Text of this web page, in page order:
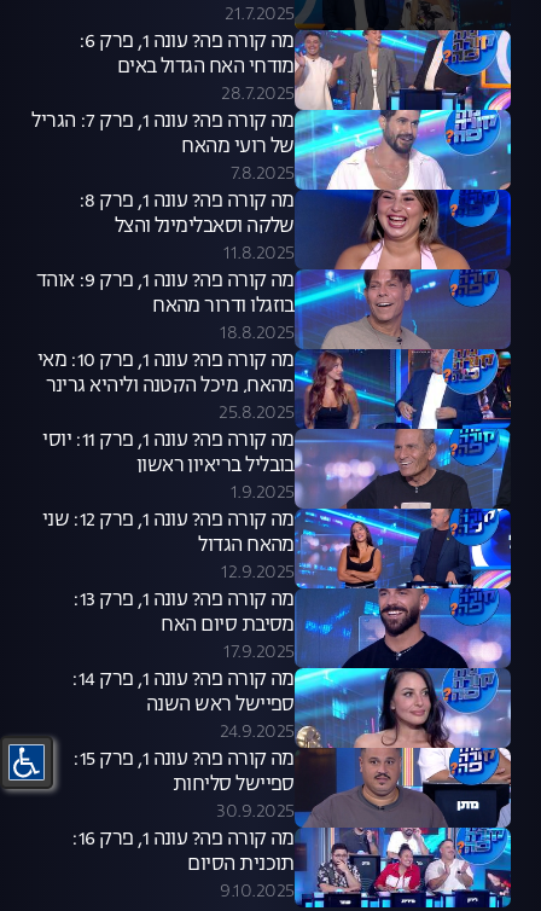
21.7.2025
מה קורה פה? עונה 1, פרק 6:
מודחי האח הגדול באים
28.7.2025
מה קורה פה? עונה 1, פרק 7: הגריל
של רועי מהאח
7.8.2025
מה קורה פה? עונה 1, פרק 8:
שלקה וסאבלימינל והצל
11.8.2025
מה קורה פה? עונה 1, פרק 9: אוהד
בוזגלו ודרור מהאח
18.8.2025
מה קורה פה? עונה 1, פרק 10: מאי
מהאח, מיכל הקטנה וליהיא גרינר
25.8.2025
מה קורה פה? עונה 1, פרק 11: יוסי
בובליל בריאיון ראשון
1.9.2025
מה קורה פה? עונה 1, פרק 12: שני
מהאח הגדול
12.9.2025
מה קורה פה? עונה 1, פרק 13:
מסיבת סיום האח
17.9.2025
מה קורה פה? עונה 1, פרק 14:
ספיישל ראש השנה
24.9.2025
מה קורה פה? עונה 1, פרק 15:
ספיישל סליחות
30.9.2025
מה קורה פה? עונה 1, פרק 16:
תוכנית הסיום
9.10.2025